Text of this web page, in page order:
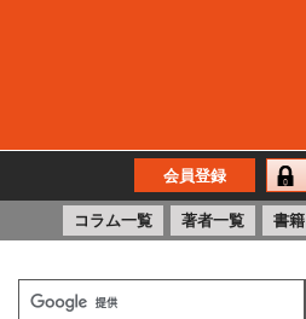
会員登録
コラム一覧 著者一覧 書籍